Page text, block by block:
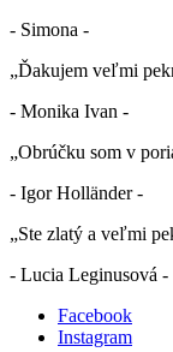
- Simona -
„Ďakujem veľmi
- Monika Ivan -
„Obrúčku som v
- Igor Holländer -
„Ste zlatý a veľmi
- Lucia Leginusová -
Facebook
Instagram